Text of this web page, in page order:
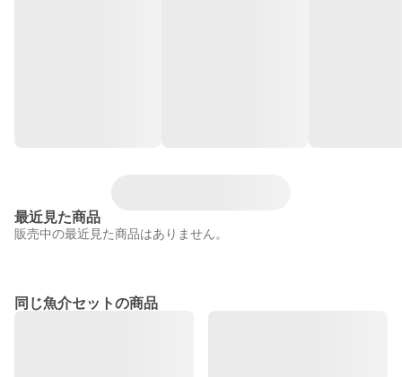
最近見た商品
販売中の最近見た商品はありません。
同じ魚介セットの商品